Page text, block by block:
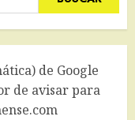
de Google
de avisar para